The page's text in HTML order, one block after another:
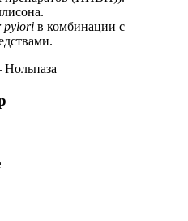
pylori в комбинации с